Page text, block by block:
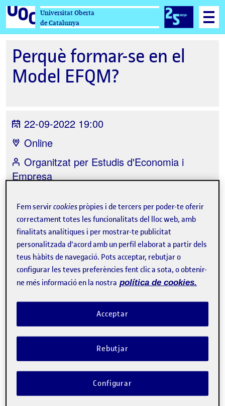
Universitat Oberta
de Catalunya
Perquè formar-se en el
Model EFQM?
22-09-2022 19:00
Online
Organitzat per Estudis d'Economia i
Empresa
Tweet
La inscripció ha finalitzat.
Sobre l'esdeveniment
Logística d'empresa Direcció i gerència
Gestió de projectes industrials Direcció de projectes
Fem servircookies pròpies i de tercers per poder-te oferir
correctament totes les funcionalitats del lloc web, amb
finalitats analítiques i per mostrar-te publicitat
personalitzada d'acord amb un perfil elaborat a partir dels
teus hàbits de navegació. Pots acceptar, rebutjar o
configurar les teves preferències fent clic a sota, o obtenir-
ne més informació en la nostra política de cookies.
Rebutjar
Acceptar
Configurar